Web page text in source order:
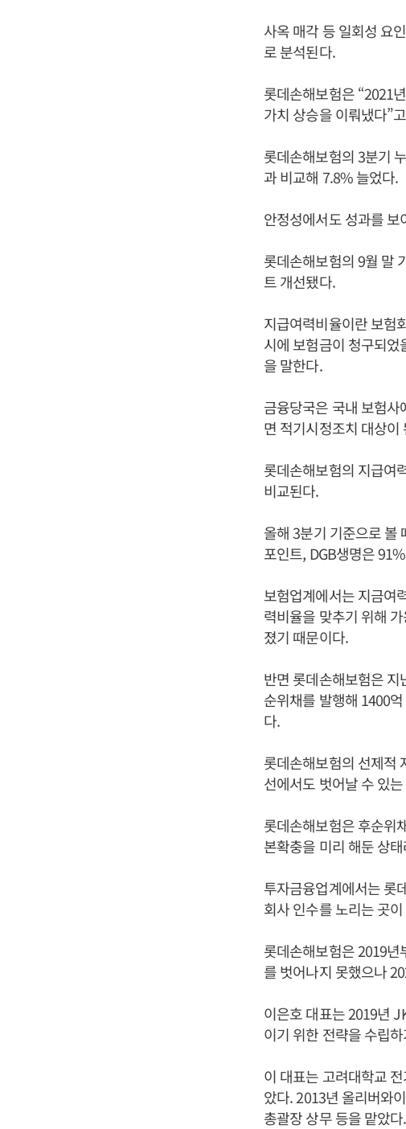
사옥 매각 등 일회성 요
로 분석된다.
롯데손해보험은 “2021
가치 상승을 이뤄냈다”
롯데손해보험의 3분기
과 비교해 7.8% 늘었다.
안정성에서도 성과를 보
롯데손해보험의 9월 말
트 개선됐다.
지급여력비율이란 보험
시에 보험금이 청구되
을 말한다.
금융당국은 국내 보험
면 적기시정조치 대상이
롯데손해보험의 지급여
비교된다.
올해 3분기 기준으로 볼
포인트, DGB생명은
보험업계에서는 지금여
력비율을 맞추기 위해
졌기 때문이다.
반면 롯데손해보험은
순위채를 발행해 1400
다.
롯데손해보험의 선제적
선에서도 벗어날 수 있
롯데손해보험은 후순위
본확충을 미리 해둔 상
투자금융업계에서는 롯
회사 인수를 노리는 곳
롯데손해보험은 2019
를 벗어나지 못했으나
이은호 대표는 2019년
이기 위한 전략을 수립
이 대표는 고려대학교
았다. 2013년 올리버와
총괄장 상무 등을 맡았다.